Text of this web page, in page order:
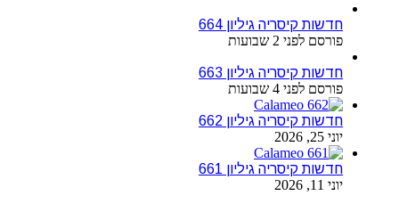
חדשות קיסריה גיליון 664
פורסם לפני 2 שבועות
חדשות קיסריה גיליון 663
פורסם לפני 4 שבועות
חדשות קיסריה גיליון 662
יוני 25, 2026
חדשות קיסריה גיליון 661
יוני 11, 2026